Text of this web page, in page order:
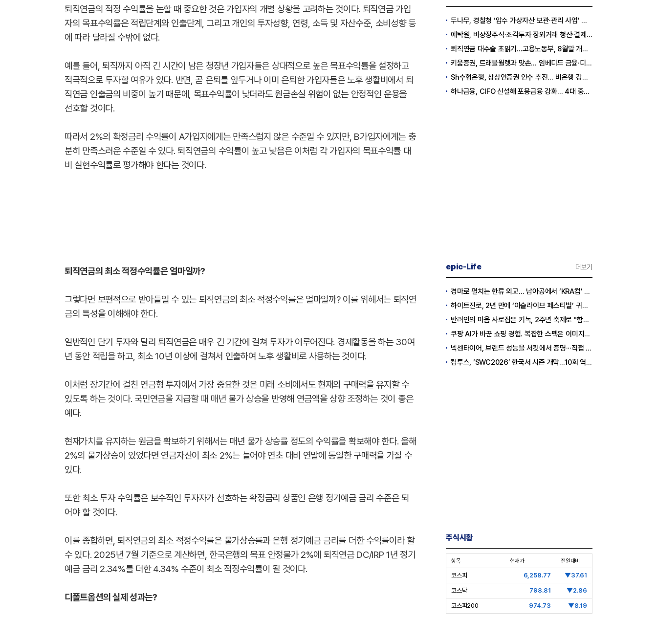
퇴직연금의 적정 수익률을 논할 때 중요한 것은 가입자의 개별 상황을 고려하는 것이다. 퇴직연금 가입
자의 목표수익률은 적립단계와 인출단계, 그리고 개인의 투자성향, 연령, 소득 및 자산수준, 소비성향 등
에 따라 달라질 수밖에 없다.
예를 들어, 퇴직까지 아직 긴 시간이 남은 청장년 가입자들은 상대적으로 높은 목표수익률을 설정하고
적극적으로 투자할 여유가 있다. 반면, 곧 은퇴를 앞두거나 이미 은퇴한 가입자들은 노후 생활비에서 퇴
직연금 인출금의 비중이 높기 때문에, 목표수익률이 낮더라도 원금손실 위험이 없는 안정적인 운용을
선호할 것이다.
따라서 2%의 확정금리 수익률이 A가입자에게는 만족스럽지 않은 수준일 수 있지만, B가입자에게는 충
분히 만족스러운 수준일 수 있다. 퇴직연금의 수익률이 높고 낮음은 이처럼 각 가입자의 목표수익률 대
비 실현수익률로 평가해야 한다는 것이다.
퇴직연금의 최소 적정수익률은 얼마일까?
그렇다면 보편적으로 받아들일 수 있는 퇴직연금의 최소 적정수익률은 얼마일까? 이를 위해서는 퇴직연
금의 특성을 이해해야 한다.
일반적인 단기 투자와 달리 퇴직연금은 매우 긴 기간에 걸쳐 투자가 이루어진다. 경제활동을 하는 30여
년 동안 적립을 하고, 최소 10년 이상에 걸쳐서 인출하여 노후 생활비로 사용하는 것이다.
이처럼 장기간에 걸친 연금형 투자에서 가장 중요한 것은 미래 소비에서도 현재의 구매력을 유지할 수
있도록 하는 것이다. 국민연금을 지급할 때 매년 물가 상승을 반영해 연금액을 상향 조정하는 것이 좋은
예다.
현재가치를 유지하는 원금을 확보하기 위해서는 매년 물가 상승률 정도의 수익률을 확보해야 한다. 올해
2%의 물가상승이 있었다면 연금자산이 최소 2%는 늘어야 연초 대비 연말에 동일한 구매력을 가질 수
있다.
또한 최소 투자 수익률은 보수적인 투자자가 선호하는 확정금리 상품인 은행 정기예금 금리 수준은 되
어야 할 것이다.
이를 종합하면, 퇴직연금의 최소 적정수익률은 물가상승률과 은행 정기예금 금리를 더한 수익률이라 할
수 있다. 2025년 7월 기준으로 계산하면, 한국은행의 목표 안정물가 2%에 퇴직연금 DC/IRP 1년 정기
예금 금리 2.34%를 더한 4.34% 수준이 최소 적정수익률이 될 것이다.
디폴트옵션의 실제 성과는?
두나무, 경찰청 ‘압수 가상자산 보관·관리 사업’ 최종 낙찰
예탁원, 비상장주식·조각투자 장외거래 청산·결제 인프라 구축 착수
퇴직연금 대수술 초읽기…고용노동부, 8월말 개정안 발표
키움증권, 트래블월렛과 맞손… 임베디드 금융·디지털 자산 신사업 추진
Sh수협은행, 상상인증권 인수 추진… 비은행 강화 ‘금융그룹’ 도약 발판
하나금융, CIFO 신설해 포용금융 강화… 4대 중심축 중심 상반기 목표 60% 달성
epic-Life 더보기
경마로 펼치는 한류 외교… 남아공에서 ‘KRA컵’ 개최하는 한국마사회
하이트진로, 2년 만에 ‘이슬라이브 페스티벌’ 귀환…25,000명 규모 대확장
반려인의 마음 사로잡은 키녹, 2주년 축제로 "함께하는 즐거움"을 선물하다
쿠팡 AI가 바꾼 쇼핑 경험. 복잡한 스펙은 이미지로, 수백 개 리뷰는 한눈에…
넥센타이어, 브랜드 성능을 서킷에서 증명···직접 체험하는 고객 참여형 마케팅 확대
컴투스, ‘SWC2026’ 한국서 시즌 개막…10회 역사를 이어갈 챔피언은 누가 될까
주식시황
항목 현재가 전일대비
코스피 6,258.77 ▼37.61
코스닥 798.81 ▼2.86
코스피200 974.73 ▼8.19